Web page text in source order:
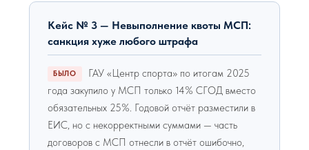
Кейс № 3 — Невыполнение квоты МСП:
санкция хуже любого штрафа
БЫЛО
ГАУ «Центр спорта» по итогам 2025
года закупило у МСП только 14% СГОД вместо
обязательных 25%. Годовой отчёт разместили в
ЕИС, но с некорректными суммами — часть
договоров с МСП отнесли в отчёт ошибочно,